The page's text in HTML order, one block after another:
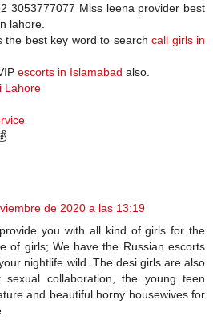
3053777077 Miss leena provider best
lahore.
the best key word to search call girls in
escorts in Islamabad also.
Lahore
de 2020 a las 13:19
you with all kind of girls for the
of girls; We have the Russian escorts
nightlife wild. The desi girls are also
collaboration, the young teen
and beautiful horny housewives for